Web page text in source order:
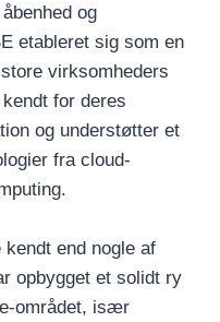
og
etableret sig som en
virksomheders
for deres
og understøtter et
fra cloud-
end nogle af
opbygget et solidt ry
området, især